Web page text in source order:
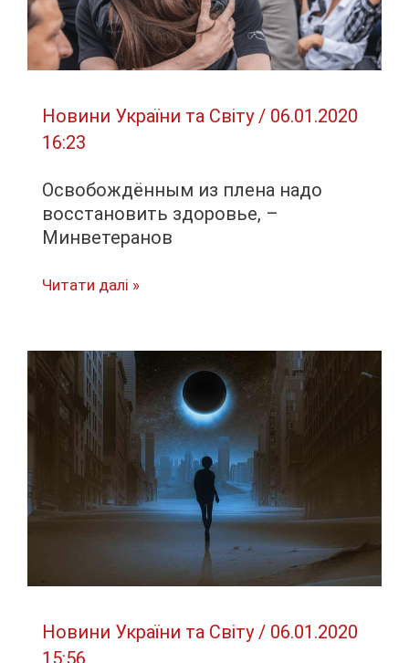
один
погиб
Новини України та Світу/ 06.01.2020
16:23
Освобождённым из плена надо
восстановить здоровье, –
Минветеранов
Освобождённым
надо
восстановить
здоровье,
Минветеранов
Читати далі »
Новини України та Світу/ 06.01.2020
15:56